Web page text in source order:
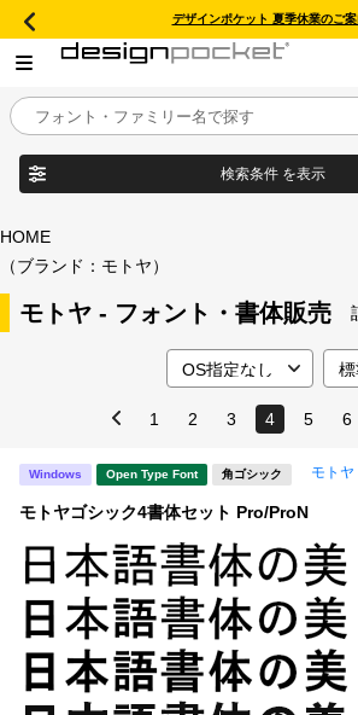
デザインポケット 夏季休業のご案
目的別フォントガイド
特集
年間ライセンス商品
キャンペーン一覧
新着一覧
カート 0
検索条件 を表示
商品名
フォント形式
明朝体
丸ゴシック
宋朝体
HOME
（ブランド：モトヤ）
モトヤ - フォント・書体販売
1 2 3 4 5 6
Windows Open Type Font 角ゴシック モトヤ
モトヤゴシック4書体セット Pro/ProN